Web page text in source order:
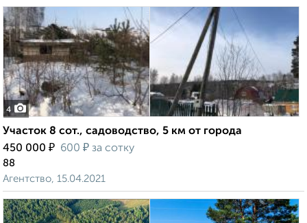
4
Участок 8 сот., садоводство, 5 км от города
450 000 ₽ 600 ₽ за сотку
88
Агентство, 15.04.2021